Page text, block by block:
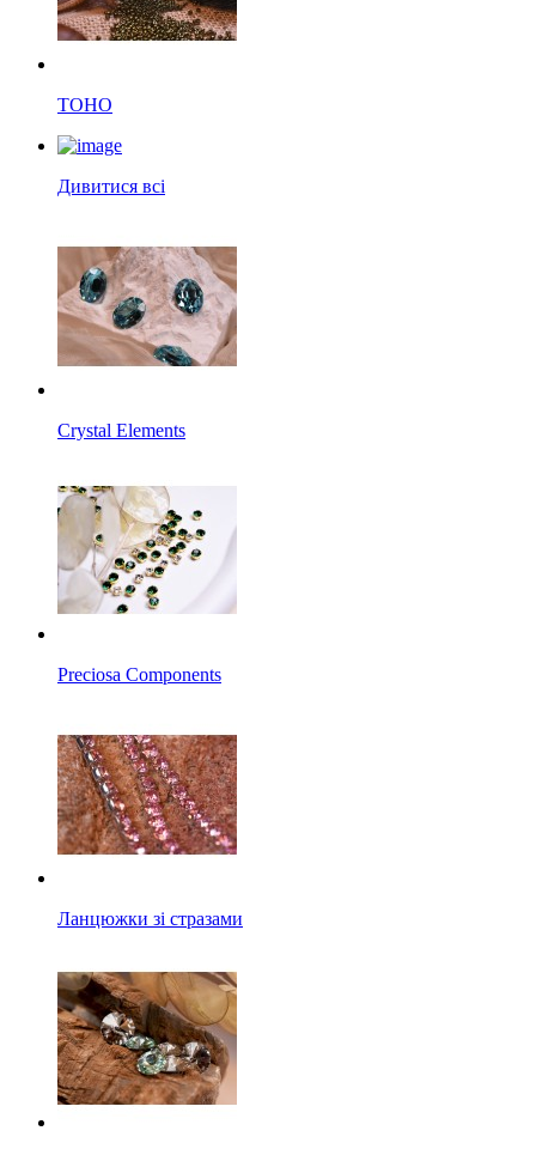
TOHO
Дивитися всі
Crystal Elements
Preciosa Components
Ланцюжки зі стразами